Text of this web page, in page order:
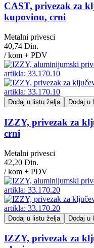
CAST, privezak za
kupovinu, crni
Metalni privesci
40,74 Din.
/ kom + PDV
Dodaj u listu želja Dodaj u
IZZY, privezak za
crni
Metalni privesci
42,20 Din.
/ kom + PDV
Dodaj u listu želja Dodaj u
IZZY, privezak za